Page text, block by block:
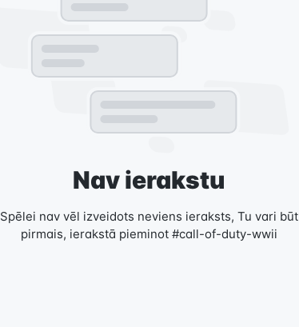
Nav ierakstu
Spēlei nav vēl izveidots neviens ieraksts, Tu vari būt
pirmais, ierakstā pieminot #call-of-duty-wwii